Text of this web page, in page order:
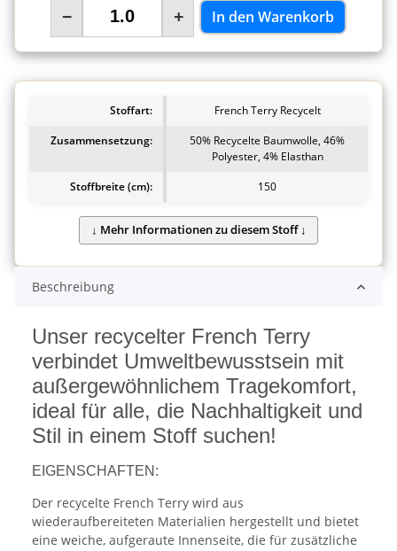
− + In den Warenkorb
Stoffart:
French Terry Recycelt
Zusammensetzung:
50% Recycelte Baumwolle, 46%
Polyester, 4% Elasthan
Stoffbreite (cm):
150
Beschreibung
Unser recycelter French Terry
verbindet Umweltbewusstsein mit
außergewöhnlichem Tragekomfort,
ideal für alle, die Nachhaltigkeit und
Stil in einem Stoff suchen!
EIGENSCHAFTEN:
Der recycelte French Terry wird aus
wiederaufbereiteten Materialien hergestellt und bietet
eine weiche, aufgeraute Innenseite, die für zusätzliche